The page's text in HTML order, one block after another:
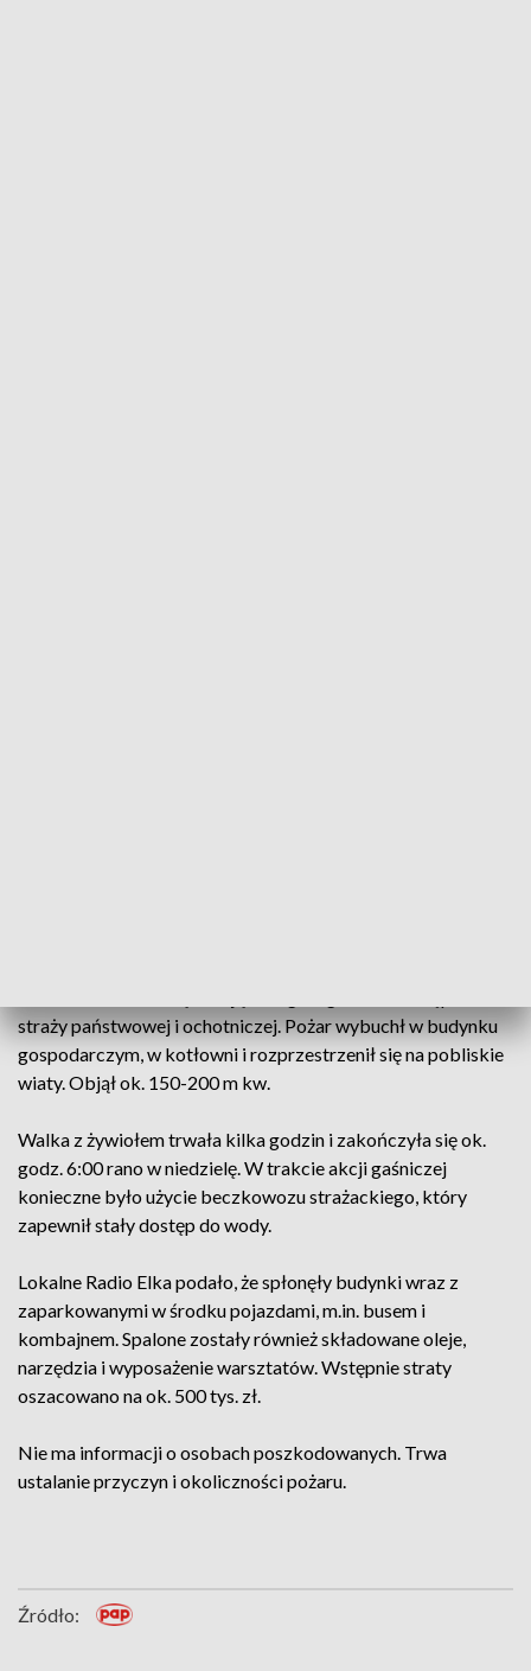
straży państwowej i ochotniczej. Pożar wybuchł w budynku
gospodarczym, w kotłowni i rozprzestrzenił się na pobliskie
wiaty. Objął ok. 150-200 m kw.
Walka z żywiołem trwała kilka godzin i zakończyła się ok.
godz. 6:00 rano w niedzielę. W trakcie akcji gaśniczej
konieczne było użycie beczkowozu strażackiego, który
zapewnił stały dostęp do wody.
Lokalne Radio Elka podało, że spłonęły budynki wraz z
zaparkowanymi w środku pojazdami, m.in. busem i
kombajnem. Spalone zostały również składowane oleje,
narzędzia i wyposażenie warsztatów. Wstępnie straty
oszacowano na ok. 500 tys. zł.
Nie ma informacji o osobach poszkodowanych. Trwa
ustalanie przyczyn i okoliczności pożaru.
Źródło: